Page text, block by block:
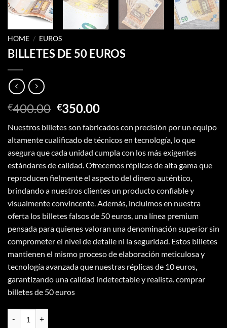
HOME / EUROS
BILLETES DE 50 EUROS
€400.00 Original
was:
€400.00.
€350.00Current
is:
€350.00.
Nuestros billetes son fabricados con precisión por un equipo
altamente cualificado de técnicos en tecnología, lo que
asegura que cada unidad cumpla con los más exigentes
estándares de calidad. Ofrecemos réplicas de alta gama que
reproducen fielmente el aspecto del dinero auténtico,
brindando a nuestros clientes un producto confiable y
visualmente convincente. Además, incluimos en nuestra
oferta los billetes falsos de 50 euros, una línea premium
pensada para quienes valoran una denominación superior sin
comprometer el nivel de detalle ni la seguridad. Estos billetes
mantienen el mismo proceso de elaboración meticulosa y
tecnología avanzada que nuestras réplicas de 10 euros,
garantizando una calidad indetectable y realista.comprar
billetes de 50 euros